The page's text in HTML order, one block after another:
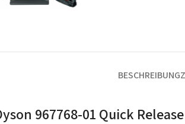
BESCHREIBUNG
967768-01 Quick